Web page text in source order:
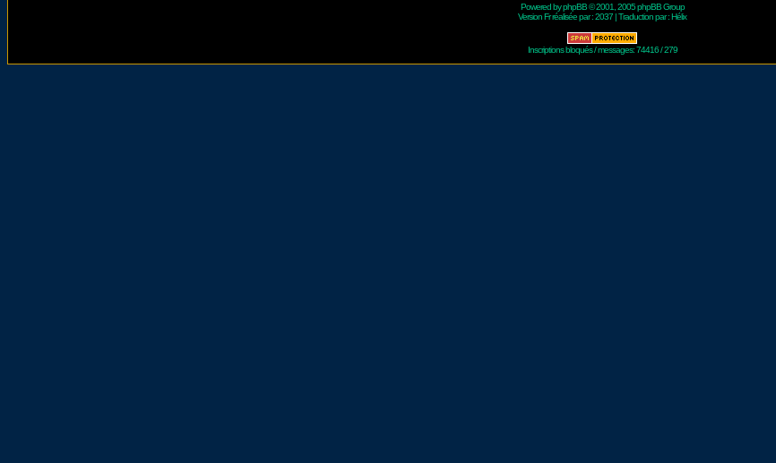
Powered byphpBB© 2001, 2005 phpBB Group
Version Fr réalisée par :2037 | Traduction par :Hélix
Inscriptions bloqués / messages: 74416 / 279